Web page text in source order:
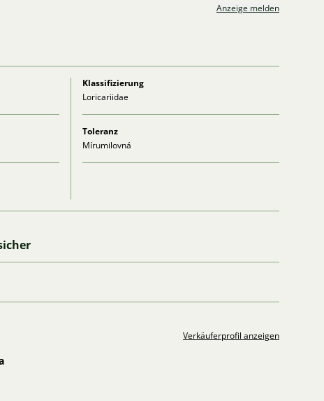
Anzeige melden
Klassifizierung
Loricariidae
Toleranz
Mírumilovná
Verkäuferprofil anzeigen